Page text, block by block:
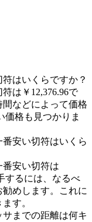
はいくらですか？
は￥12,376.96で
などによって価格
価格も見つかりま
安い切符はいくら
安い切符は
するには、なるべ
めします。これに
す。
までの距離は何キ